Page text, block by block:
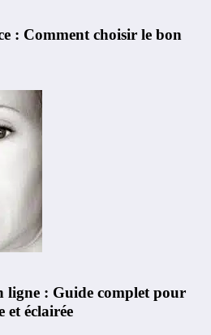
: Comment choisir le bon
ligne : Guide complet pour
et éclairée